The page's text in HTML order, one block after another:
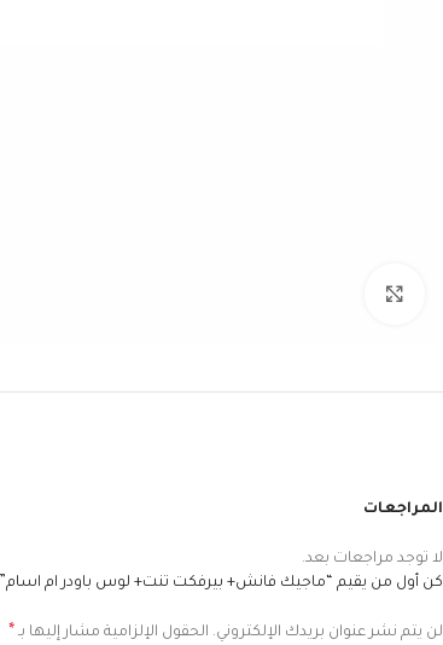
المراجعات
لا توجد مراجعات بعد.
كن أول من يقيم “ماجيك فانش+ بيرفكت تنت+ لوس باودر ام اسام”
لن يتم نشر عنوان بريدك الإلكتروني. الحقول الإلزامية مشار إليها بـ *